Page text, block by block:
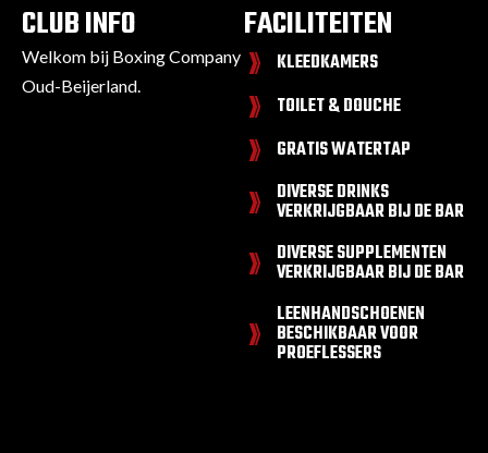
CLUB INFO
Welkom bij Boxing Company
Oud-Beijerland.
FACILITEITEN
KLEEDKAMERS
TOILET & DOUCHE
GRATIS WATERTAP
DIVERSE DRINKS
VERKRIJGBAAR BIJ DE BAR
DIVERSE SUPPLEMENTEN
VERKRIJGBAAR BIJ DE BAR
LEENHANDSCHOENEN
BESCHIKBAAR VOOR
PROEFLESSERS